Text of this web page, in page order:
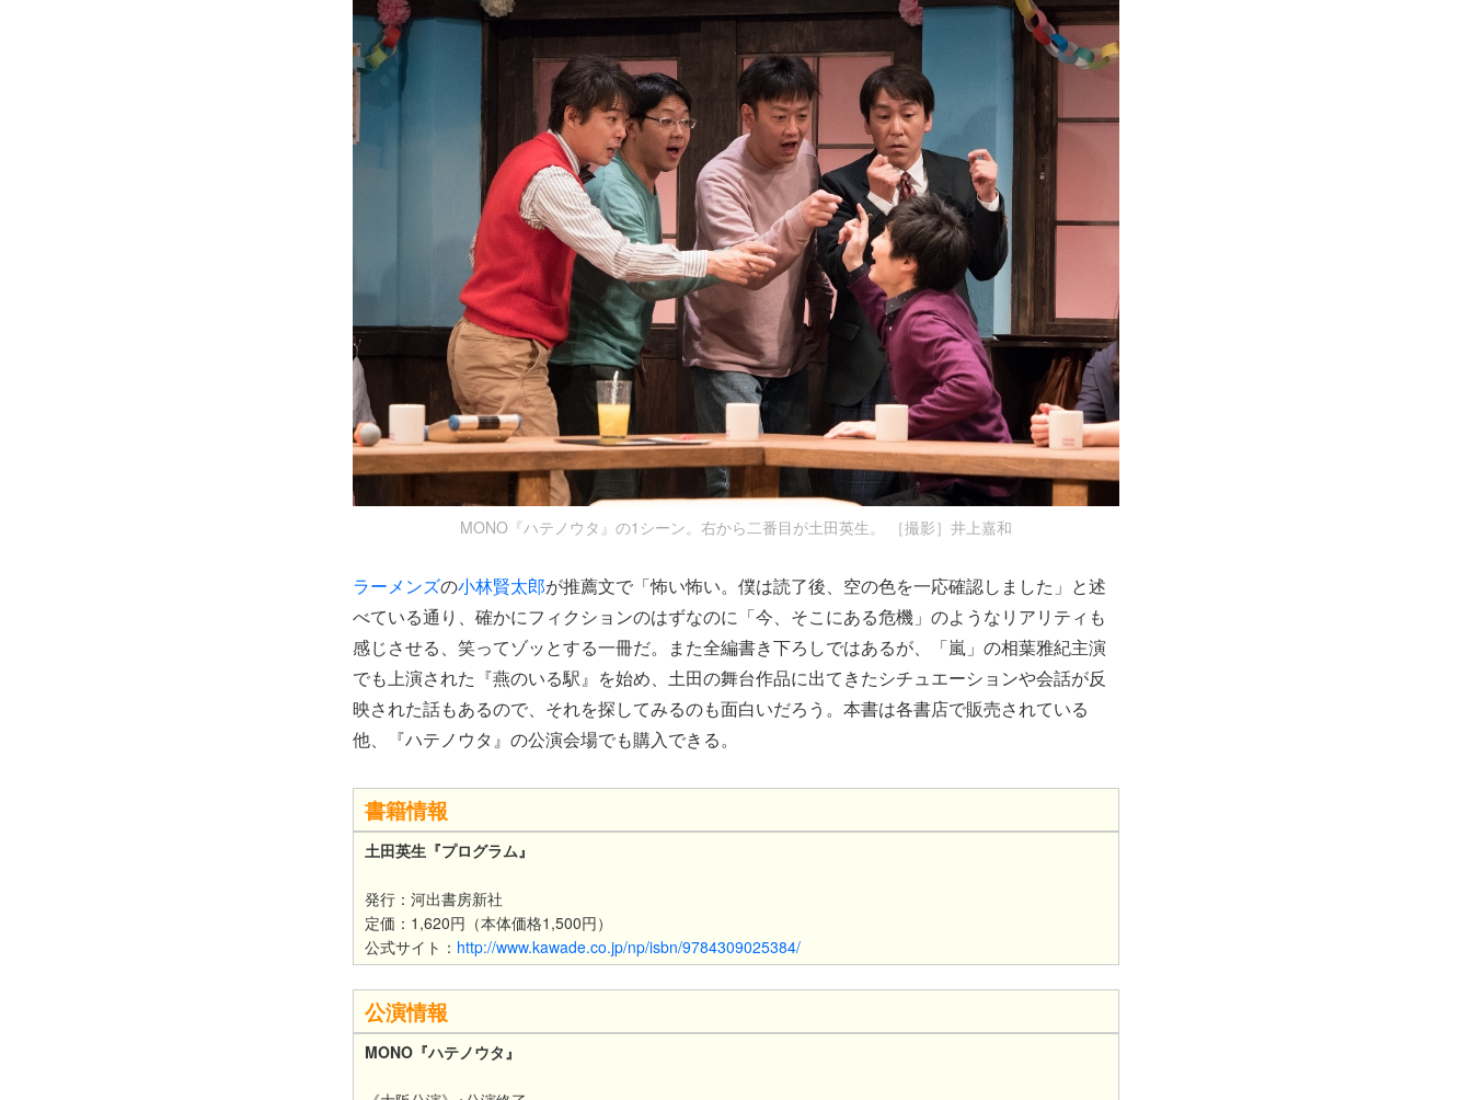
MONO『ハテノウタ』の1シーン。右から二番目が土田英生。 ［撮影］井上嘉和
ラーメンズの小林賢太郎が推薦文で「怖い怖い。僕は読了後、空の色を一応確認しました」と述
べている通り、確かにフィクションのはずなのに「今、そこにある危機」のようなリアリティも
感じさせる、笑ってゾッとする一冊だ。また全編書き下ろしではあるが、「嵐」の相葉雅紀主演
でも上演された『燕のいる駅』を始め、土田の舞台作品に出てきたシチュエーションや会話が反
映された話もあるので、それを探してみるのも面白いだろう。本書は各書店で販売されている
他、『ハテノウタ』の公演会場でも購入できる。
書籍情報
土田英生『プログラム』
発行：河出書房新社
定価：1,620円（本体価格1,500円）
公式サイト： http://www.kawade.co.jp/np/isbn/9784309025384/
公演情報
MONO『ハテノウタ』